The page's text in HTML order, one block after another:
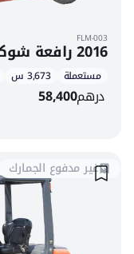
FLM-003
2016 رافعة شوكية ديزل تويوتا 8FDU25
مستعملة 3,673 س
درهم58,400
غير مدفوع الجمارك